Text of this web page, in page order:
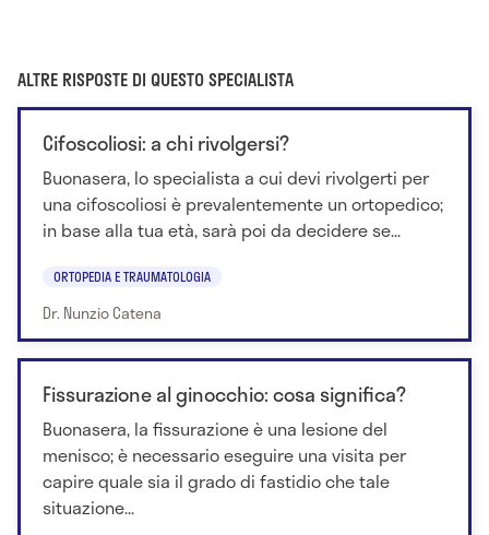
ALTRE RISPOSTE DI QUESTO SPECIALISTA
Cifoscoliosi: a chi rivolgersi?
Buonasera, lo specialista a cui devi rivolgerti per
una cifoscoliosi è prevalentemente un ortopedico;
in base alla tua età, sarà poi da decidere se...
ORTOPEDIA E TRAUMATOLOGIA
Dr. Nunzio Catena
Fissurazione al ginocchio: cosa significa?
Buonasera, la fissurazione è una lesione del
menisco; è necessario eseguire una visita per
capire quale sia il grado di fastidio che tale
situazione...